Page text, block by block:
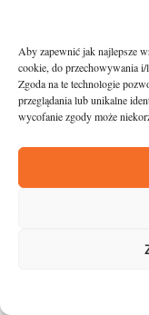
Aby zapewnić jak najlepsze
cookie, do przechowywania
Zgoda na te technologie
przeglądania lub unikalne
wycofanie zgody może
12 mm
Odblaskowe
Wzmocnienie na
System
Wyściółka z
FRESH.
Podeszwa
Podeszwa